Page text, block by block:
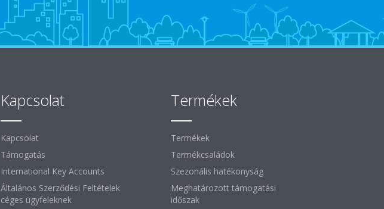
Kapcsolat
Kapcsolat
Támogatás
International Key Accounts
Általános Szerződési Feltételek
céges ügyfeleknek
Termékek
Termékek
Termékcsaládok
Szezonális hatékonyság
Meghatározott támogatási
időszak